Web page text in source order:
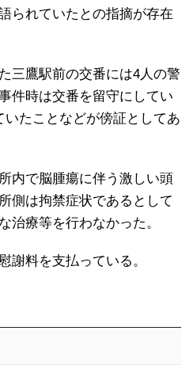
られていたとの指摘が存在
三鷹駅前の交番には4人の警
件時は交番を留守にしてい
たことなどが傍証としてあ
内で脳腫瘍に伴う激しい頭
側は拘禁症状であるとして
治療等を行わなかった。
謝料を支払っている。